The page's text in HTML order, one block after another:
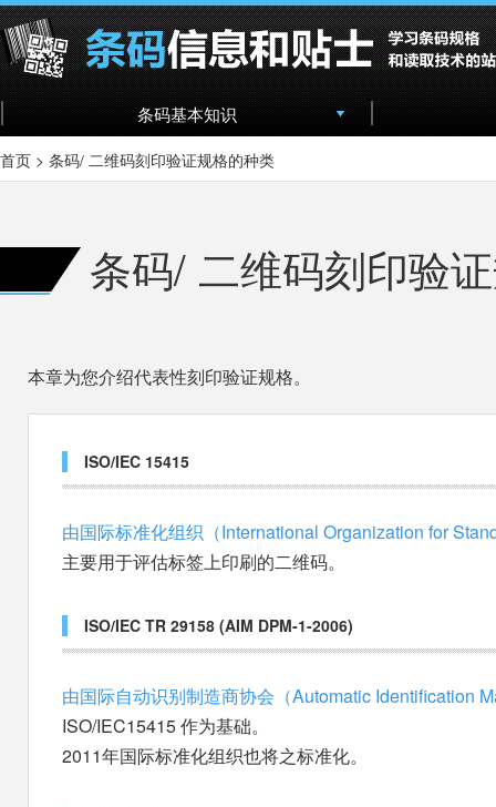
条码基本知识
首页 > 条码/ 二维码刻印验证规格的种类
条码/ 二维码刻印验
本章为您介绍代表性刻印验证规格。
ISO/IEC 15415
由国际标准化组织（International Organization for
主要用于评估标签上印刷的二维码。
ISO/IEC TR 29158 (AIM DPM-1-2006)
由国际自动识别制造商协会（Automatic Identification
ISO/IEC15415 作为基础。
2011年国际标准化组织也将之标准化。